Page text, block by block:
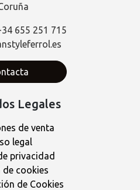
655 251 715
Legales
de venta
legal
privacidad
de cookies
de Cookies